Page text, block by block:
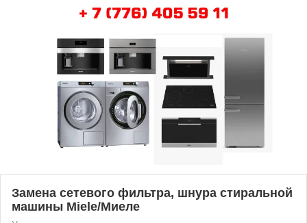
Замена сетевого фильтра, шнура стиральной
машины Miele/Миеле